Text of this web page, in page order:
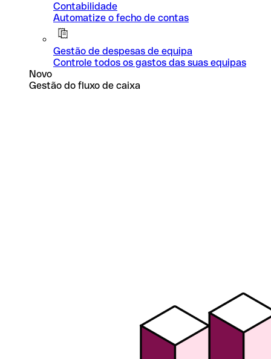
Contabilidade
Automatize o fecho de contas
Gestão de despesas de equipa
Controle todos os gastos das suas equipas
Novo
Gestão do fluxo de caixa